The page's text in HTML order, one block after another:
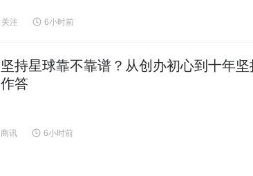
关注 6小时前
坚持星球靠不靠谱？从创办初心到十年
作答
商讯 6小时前